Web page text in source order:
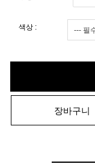
색상 :
장바구니